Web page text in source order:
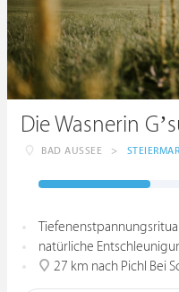
BAD AUSSEE >
natürliche
27 km nach Pichl Bei